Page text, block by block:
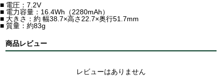
■ 電圧：7.2V
■ 電力容量：16.4Wh（2280mAh）
■ 大きさ：約 幅38.7×高さ22.7×奥行51.7mm
■ 質量：約83g
商品レビュー
レビューはありません